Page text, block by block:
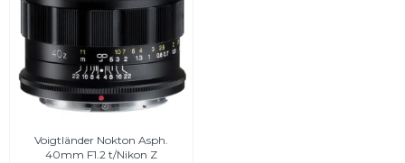
Voigtländer Nokton Asph.
40mm F1.2 t/Nikon Z